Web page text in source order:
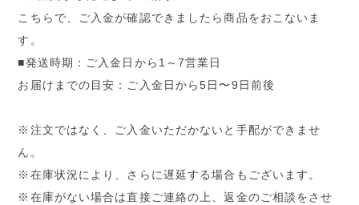
こちらで、ご入金が確認できましたら商品をおこないま
す。
■発送時期：ご入金日から1～7営業日
お届けまでの目安：ご入金日から5日〜9日前後
※注文ではなく、ご入金いただかないと手配ができませ
ん。
※在庫状況により、さらに遅延する場合もございます。
※在庫がない場合は直接ご連絡の上、返金のご相談をさせ